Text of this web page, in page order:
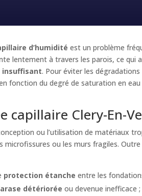
d’humidité est un problème
lentement à travers les parois, ce
insuffisant. Pour éviter les
fonction du degré de saturation en
capillaire Clery-En-
ou l’utilisation de matériaux
microfissures ou les murs fragiles. Outre
protection étanche entre les
détériorée ou devenue inefficace ;